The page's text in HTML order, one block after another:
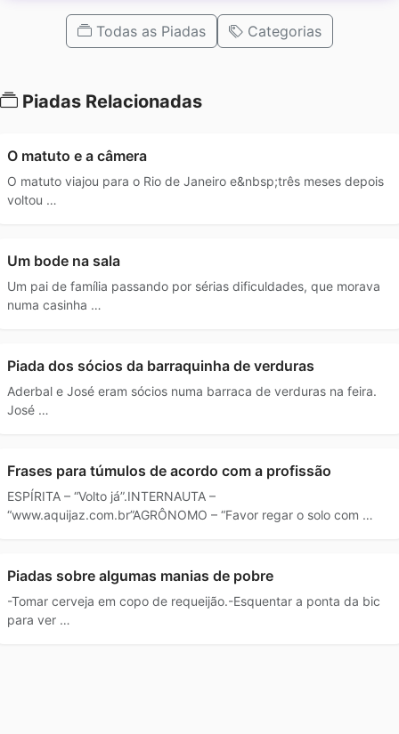
Todas as Piadas Categorias
Piadas Relacionadas
O matuto e a câmera
O matuto viajou para o Rio de Janeiro e&nbsp;três meses depois
voltou …
Um bode na sala
Um pai de família passando por sérias dificuldades, que morava
numa casinha …
Piada dos sócios da barraquinha de verduras
Aderbal e José eram sócios numa barraca de verduras na feira.
José …
Frases para túmulos de acordo com a profissão
ESPÍRITA – “Volto já”.INTERNAUTA –
“www.aquijaz.com.br”AGRÔNOMO – “Favor regar o solo com …
Piadas sobre algumas manias de pobre
-Tomar cerveja em copo de requeijão.-Esquentar a ponta da bic
para ver …